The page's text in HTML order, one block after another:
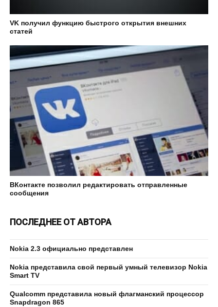
VK получил функцию быстрого открытия внешних
статей
ВКонтакте позволил редактировать отправленные
сообщения
ПОСЛЕДНЕЕ ОТ АВТОРА
Nokia 2.3 официально представлен
Nokia представила свой первый умный телевизор Nokia
Smart TV
Qualcomm представила новый флагманский процессор
Snapdragon 865